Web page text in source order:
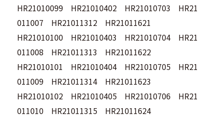
HR21010099 HR21010402 HR21010703 HR21
011007 HR21011312 HR21011621
HR21010100 HR21010403 HR21010704 HR21
011008 HR21011313 HR21011622
HR21010101 HR21010404 HR21010705 HR21
011009 HR21011314 HR21011623
HR21010102 HR21010405 HR21010706 HR21
011010 HR21011315 HR21011624